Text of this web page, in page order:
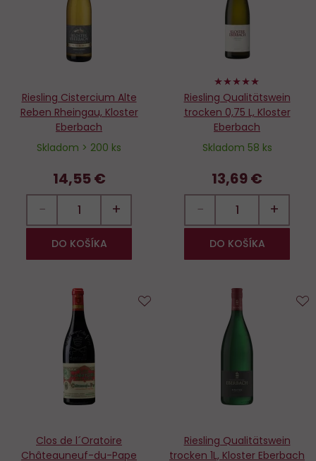
Riesling Cistercium Alte
Reben Rheingau, Kloster
Eberbach
Skladom > 200 ks
14,55 €
− +
DO KOŠÍKA
100%
Riesling Qualitätswein
trocken 0,75 L, Kloster
Eberbach
Skladom 58 ks
13,69 €
− +
DO KOŠÍKA
Clos de l´Oratoire
Châteauneuf-du-Pape
Riesling Qualitätswein
trocken 1L, Kloster Eberbach